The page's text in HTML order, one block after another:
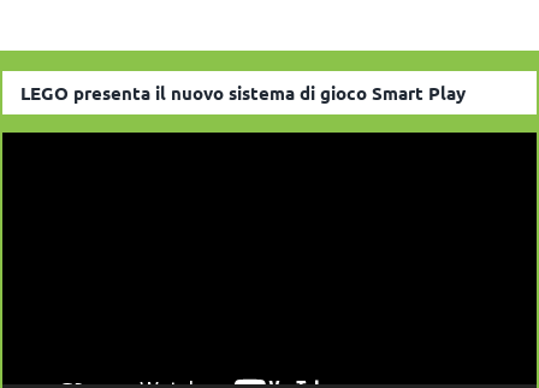
LEGO presenta il nuovo sistema di gioco Smart Play